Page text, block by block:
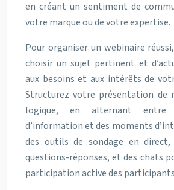
en créant un sentiment de
votre marque ou de votre expertise.
Pour organiser un webinaire
choisir un sujet pertinent et
aux besoins et aux intérêts de
Structurez votre présentation de
logique, en alternant entre
d’information et des moments
des outils de sondage en direct,
questions-réponses, et des chats
participation active des